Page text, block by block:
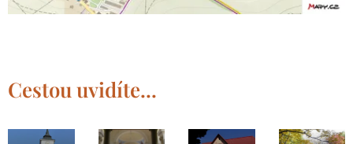
Cestou uvidíte...